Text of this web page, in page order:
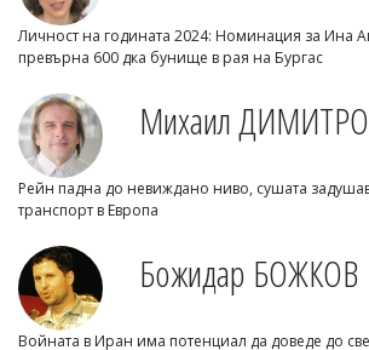
Личност на годината 2024: Номинация за Ина
превърна 600 дка бунище в рая на Бургас
Михаил
Рейн падна до невиждано ниво, сушата
транспорт в Европа
Божидар БОЖКОВ
Войната в Иран има потенциал да доведе до